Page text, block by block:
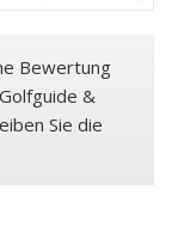
Bewertung
&
Sie die